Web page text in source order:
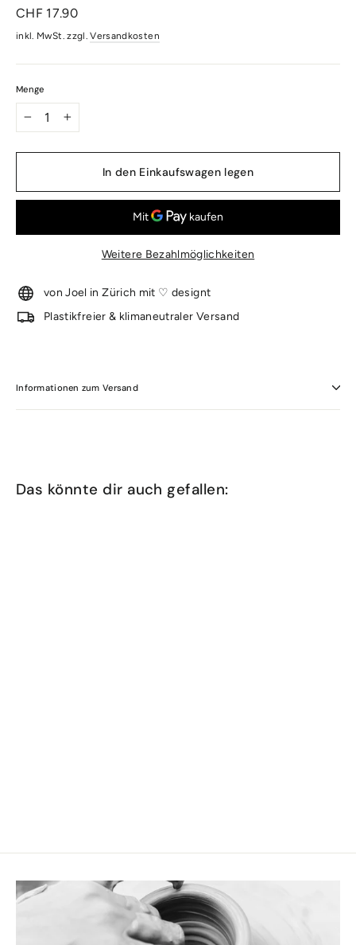
Normaler
CHF 17.90
inkl. MwSt. zzgl.Versandkosten
Menge
+
In den Einkaufswagen legen
Weitere Bezahlmöglichkeiten
von Joel in Zürich mit ♡ designt
Plastikfreier & klimaneutraler Versand
Informationen zum Versand
Das könnte dir auch gefallen: